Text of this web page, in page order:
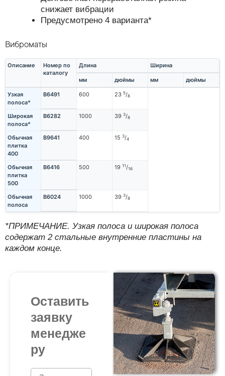
снижает вибрации
Предусмотрено 4 варианта*
Виброматы
Описание
Номер по
каталогу
Длина Ширина
мм дюймы мм дюймы
Узкая
полоса*
B6491 600 23 5/8
Широкая
полоса*
B6282 1000 39 3/8
Обычная
плитка
400
B9641 400 15 3/4
Обычная
плитка
500
B6416 500 19 11/16
Обычная
полоса
B6024 1000 39 3/8
*ПРИМЕЧАНИЕ. Узкая полоса и широкая полоса
содержат 2 стальные внутренние пластины на
каждом конце.
Оставить
заявку
менедже
ру
N